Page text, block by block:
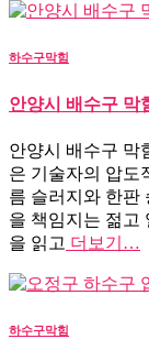
하수구막힘
안양시 배수구 막
안양시 배수구 막
은 기술자의 압도
름 슬러지와 한판
을 책임지는 젊고
을 읽고 더보기…
하수구막힘